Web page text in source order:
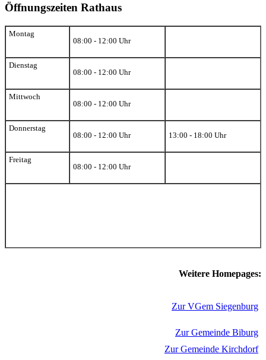
Öffnungszeiten Rathaus
Montag
08:00 - 12:00 Uhr
Dienstag
08:00 - 12:00 Uhr
Mittwoch
08:00 - 12:00 Uhr
Donnerstag
08:00 - 12:00 Uhr
13:00 - 18:00 Uhr
Freitag
08:00 - 12:00 Uhr
Weitere Homepages:
Zur VGem Siegenburg
Zur Gemeinde Biburg
Zur Gemeinde Kirchdorf